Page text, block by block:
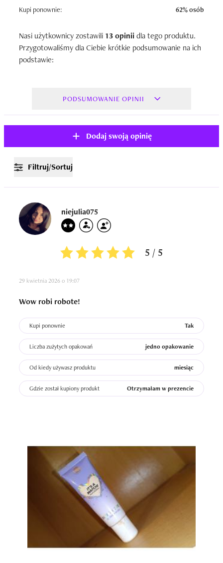
Kupi ponownie:
62% osób
Nasi użytkownicy zostawili 13 opiniidla tego produktu.
Przygotowaliśmy dla Ciebie krótkie podsumowanie na ich
podstawie:
PODSUMOWANIE OPINII
Dodaj swoją opinię
Filtruj/Sortuj
niejulia075
5 / 5
29 kwietnia 2026 o 19:07
Wow robi robote!
Kupi ponownie Tak
Liczba zużytych opakowań jedno opakowanie
Od kiedy używasz produktu miesiąc
Gdzie został kupiony produkt Otrzymałam w prezencie